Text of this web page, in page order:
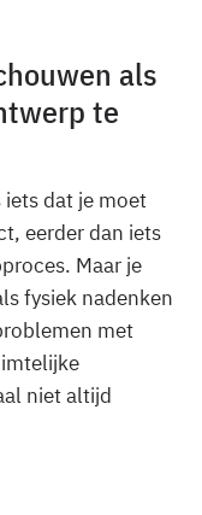
als
te
dat je moet
eerder dan iets
Maar je
fysiek nadenken
met
niet altijd